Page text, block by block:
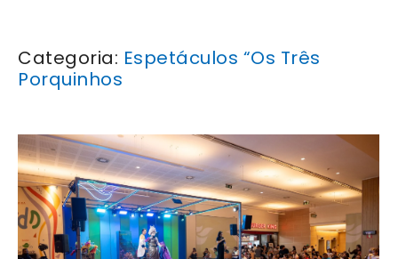
Categoria: Espetáculos “Os Três
Porquinhos